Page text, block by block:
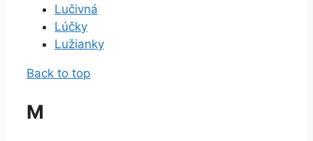
Lučivná
Lúčky
Lužianky
Back to top
M